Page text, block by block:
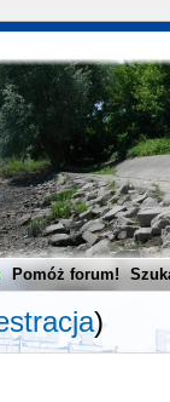
Pomóż forum!
)